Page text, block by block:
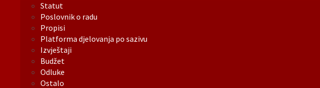
Statut
Poslovnik o radu
Propisi
Platforma djelovanja po sazivu
Izvještaji
Budžet
Odluke
Ostalo